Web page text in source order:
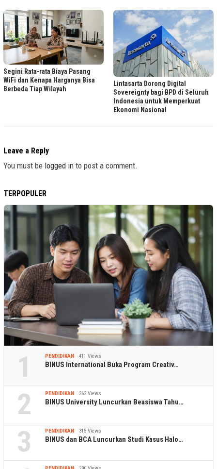
Segini Rata-rata Biaya Pasang
WiFi dan Kenapa Harganya Bisa
Berbeda Tiap Wilayah
Lintasarta Dorong Digital
Sovereignty bagi BPD di Seluruh
Indonesia untuk Memperkuat
Ekonomi Nasional
Leave a Reply
You must be logged in to post a comment.
TERPOPULER
1 PENDIDIKAN 411 Views
BINUS International Buka Program Creativ…
2 PENDIDIKAN 362 Views
BINUS University Luncurkan Beasiswa Tahu…
3 PENDIDIKAN 315 Views
BINUS dan BCA Luncurkan Studi Kasus Halo…